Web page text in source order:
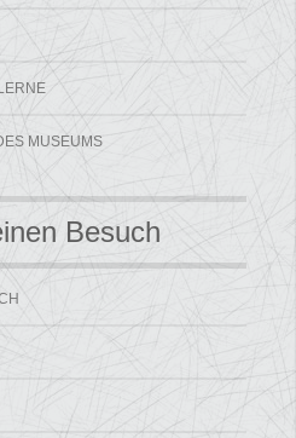
MUSEUMS
Besuch